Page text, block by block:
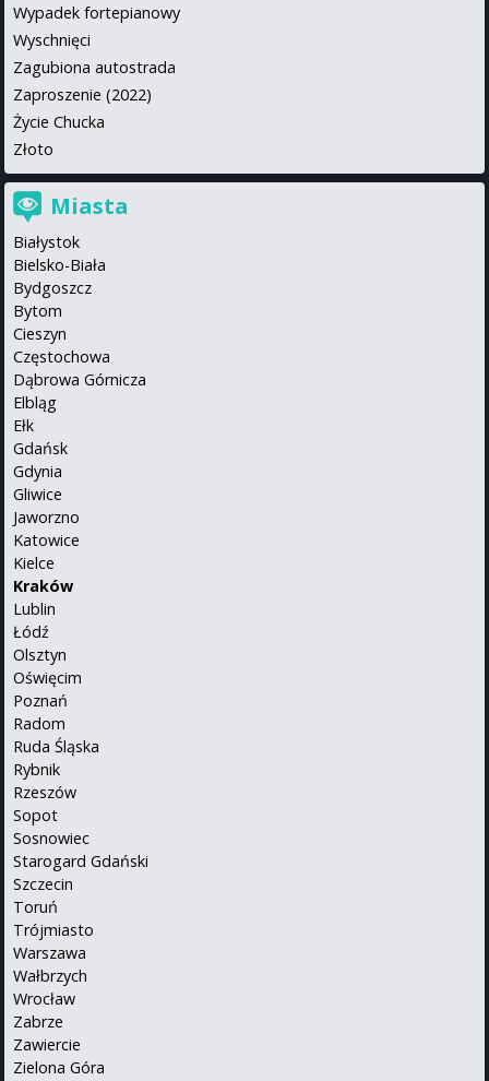
Wypadek fortepianowy
Wyschnięci
Zagubiona autostrada
Zaproszenie (2022)
Życie Chucka
Złoto
Miasta
Białystok
Bielsko-Biała
Bydgoszcz
Bytom
Cieszyn
Częstochowa
Dąbrowa Górnicza
Elbląg
Ełk
Gdańsk
Gdynia
Gliwice
Jaworzno
Katowice
Kielce
Kraków
Lublin
Łódź
Olsztyn
Oświęcim
Poznań
Radom
Ruda Śląska
Rybnik
Rzeszów
Sopot
Sosnowiec
Starogard Gdański
Szczecin
Toruń
Trójmiasto
Warszawa
Wałbrzych
Wrocław
Zabrze
Zawiercie
Zielona Góra